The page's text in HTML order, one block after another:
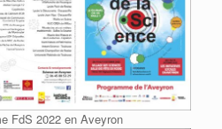
FdS 2022 en Aveyron